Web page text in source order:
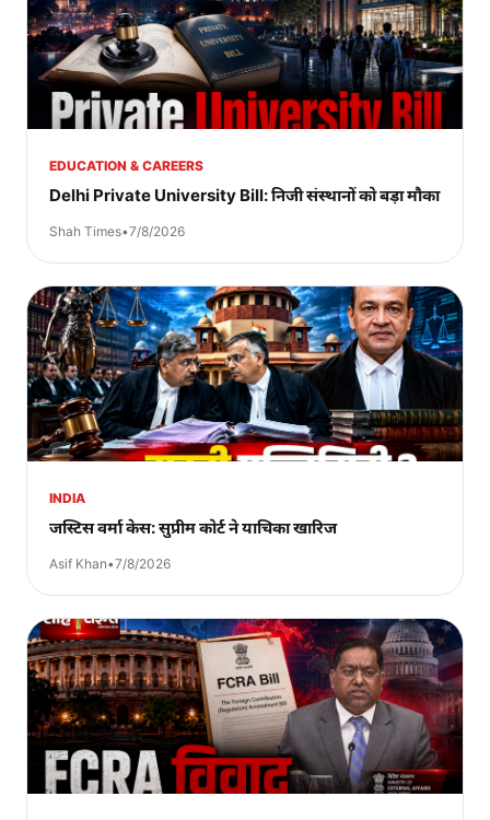
EDUCATION & CAREERS
Delhi Private University Bill: निजी संस्थानों को बड़ा मौका
Shah Times•7/8/2026
INDIA
जस्टिस वर्मा केस: सुप्रीम कोर्ट ने याचिका खारिज
Asif Khan•7/8/2026